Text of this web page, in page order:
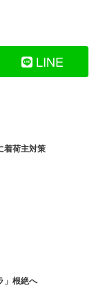
LINE
着荷主対策
」根絶へ